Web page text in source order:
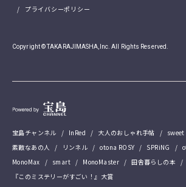
プライバシーポリシー
Copyright © TAKARAJIMASHA,Inc. All Rights Reserved.
宝島チャンネル InRed 大人のおしゃれ手帖 sweet
素敵なあの人
リンネル otona ROSY SPRiNG
MonoMax
smart MonoMaster 田舎暮らしの本
『このミステリーがすごい！』大賞